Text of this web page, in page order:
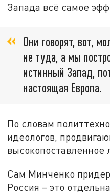
Запада всё самое
Они говорят, вот,
не туда, а мы
истинный Запад,
настоящая Европа.
По словам
идеологов,
Сам Минченко
Россия – это